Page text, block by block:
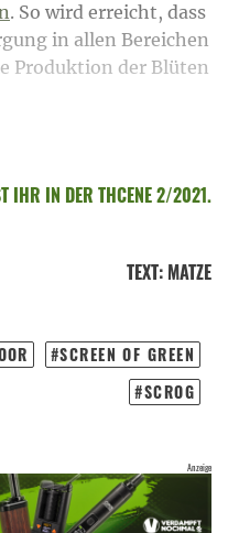
. So wird erreicht, dass
in allen Bereichen
Produktion der Blüten
IHR IN DER THCENE 2/2021.
TEXT: MATZE
SCREEN OF GREEN
SCROG